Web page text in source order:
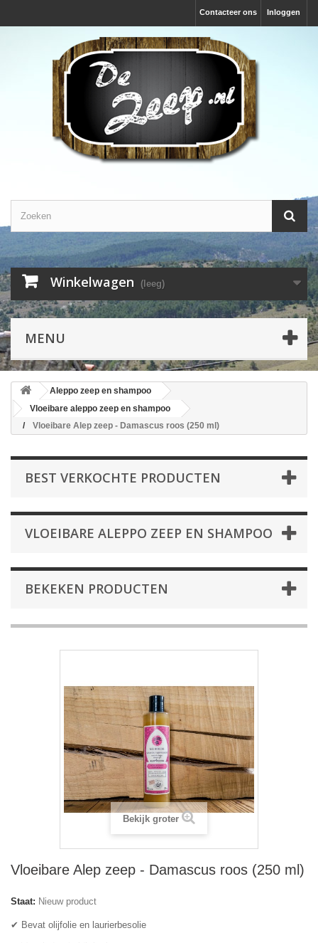
Inloggen
Contacteer ons
Winkelwagen (leeg)
MENU
Aleppo zeep en shampoo
Vloeibare aleppo zeep en shampoo
Vloeibare Alep zeep - Damascus roos (250 ml)
BEST VERKOCHTE PRODUCTEN
VLOEIBARE ALEPPO ZEEP EN SHAMPOO
BEKEKEN PRODUCTEN
Bekijk groter
Vloeibare Alep zeep - Damascus roos (250 ml)
Staat: Nieuw product
✔ Bevat olijfolie en laurierbesolie